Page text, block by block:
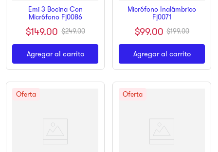
Emi 3 Bocina Con
Micrófono Fj0086
$149.00 $249.00
Agregar al carrito
Micrófono Inalámbrico
Fj0071
$99.00 $199.00
Agregar al carrito